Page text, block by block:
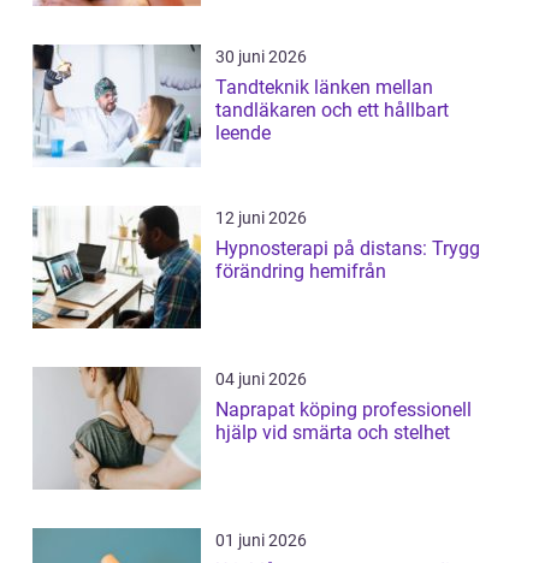
30 juni 2026
Tandteknik länken mellan
tandläkaren och ett hållbart
leende
12 juni 2026
Hypnosterapi på distans: Trygg
förändring hemifrån
04 juni 2026
Naprapat köping professionell
hjälp vid smärta och stelhet
01 juni 2026